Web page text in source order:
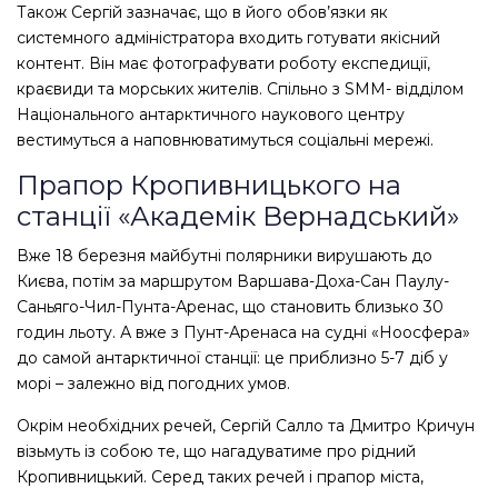
Також Сергій зазначає, що в його обов’язки як
системного адміністратора входить готувати якісний
контент. Він має фотографувати роботу експедиції,
краєвиди та морських жителів. Спільно з SMM- відділом
Національного антарктичного наукового центру
вестимуться а наповнюватимуться соціальні мережі.
Прапор Кропивницького на
станції «Академік Вернадський»
Вже 18 березня майбутні полярники вирушають до
Києва, потім за маршрутом Варшава-Доха-Сан Паулу-
Саньяго-Чил-Пунта-Аренас, що становить близько 30
годин льоту. А вже з Пунт-Аренаса на судні «Ноосфера»
до самой антарктичної станції: це приблизно 5-7 діб у
морі – залежно від погодних умов.
Окрім необхідних речей, Сергій Салло та Дмитро Кричун
візьмуть із собою те, що нагадуватиме про рідний
Кропивницький. Серед таких речей і прапор міста,